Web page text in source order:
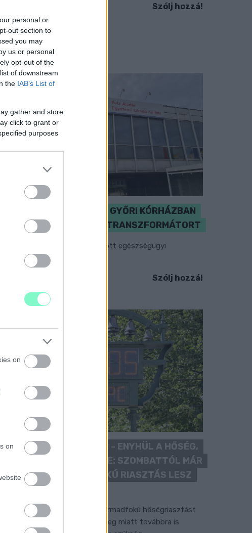
personal or
out section to
you may
us or personal
opt-out of the
of downstream
the IAB’s List of
gather and store
click to grant or
purposes
on
on
Szólj hozzá!
KICSERÉLTÉK A GYŐRI KÓRHÁZBAN
MEGHIBÁSODOTT TRANSZFORMÁTORT
Megkezdték az elhalasztott egészségügyi
ellátásokat.
Szólj hozzá!
KÁNIKULA 2026 - ENYHÜL A HŐSÉG,
DE MÉG NINCS VÉGE: SZOMBATTÓL MÁR
“CSAK” MÁSODFOKÚ RIASZTÁS LESZ
ÉRVÉNYBEN
A július vége óta tartó harmadfokú hőségriasztást
mérséklik, de a tartós meleg miatt továbbra is